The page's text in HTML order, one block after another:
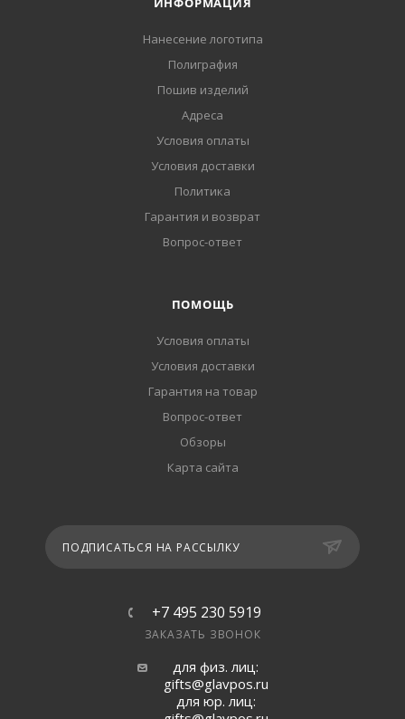
Нанесение логотипа
Полиграфия
Пошив изделий
Адреса
Условия оплаты
Условия доставки
Политика
Гарантия и возврат
Вопрос-ответ
ПОМОЩЬ
Условия оплаты
Условия доставки
Гарантия на товар
Вопрос-ответ
Обзоры
Карта сайта
ПОДПИСАТЬСЯ НА РАССЫЛКУ
+7 495 230 5919
ЗАКАЗАТЬ ЗВОНОК
для физ. лиц:
gifts@glavpos.ru
для юр. лиц: